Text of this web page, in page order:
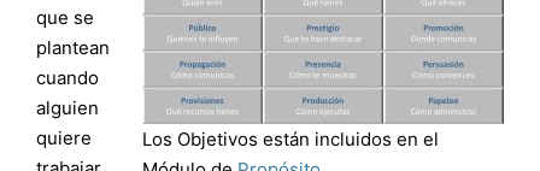
Los Objetivos están incluidos en el
que se
plantean
cuando
alguien
quiere